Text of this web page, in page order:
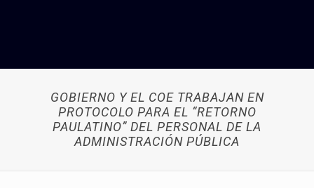
GOBIERNO Y EL COE TRABAJAN EN
PROTOCOLO PARA EL “RETORNO
PAULATINO” DEL PERSONAL DE LA
ADMINISTRACIÓN PÚBLICA